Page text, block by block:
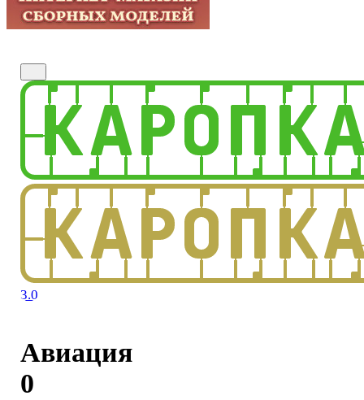
3.0
Авиация
0